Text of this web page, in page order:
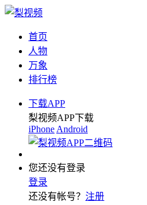
首页
人物
万象
排行榜
下载APP
梨视频APP下载
iPhone Android
您还没有登录
登录
还没有帐号？ 注册